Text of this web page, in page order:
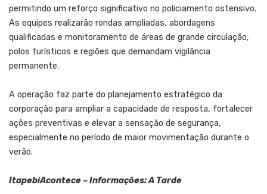
permitindo um reforço significativo no policiamento ostensivo.
As equipes realizarão rondas ampliadas, abordagens
qualificadas e monitoramento de áreas de grande circulação,
polos turísticos e regiões que demandam vigilância
permanente.
A operação faz parte do planejamento estratégico da
corporação para ampliar a capacidade de resposta, fortalecer
ações preventivas e elevar a sensação de segurança,
especialmente no período de maior movimentação durante o
verão.
ItapebiAcontece – Informações: A Tarde